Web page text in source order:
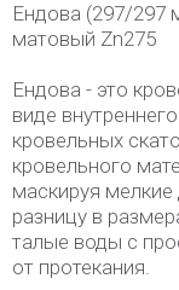
Ендова (297/297
матовый Zn275
Ендова - это
виде
кровельных
кровельного
маскируя
разницу в
талые воды с
от протекания.